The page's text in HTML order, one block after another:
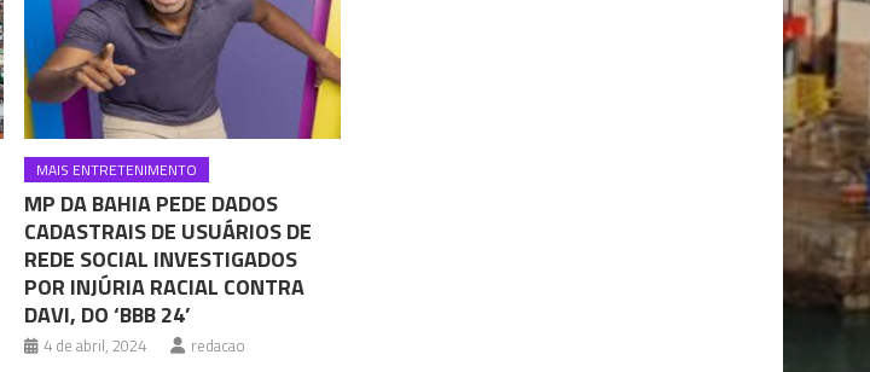
MAIS ENTRETENIMENTO
MP DA BAHIA PEDE DADOS
CADASTRAIS DE USUÁRIOS DE
REDE SOCIAL INVESTIGADOS
POR INJÚRIA RACIAL CONTRA
DAVI, DO ‘BBB 24’
4 de abril, 2024 redacao